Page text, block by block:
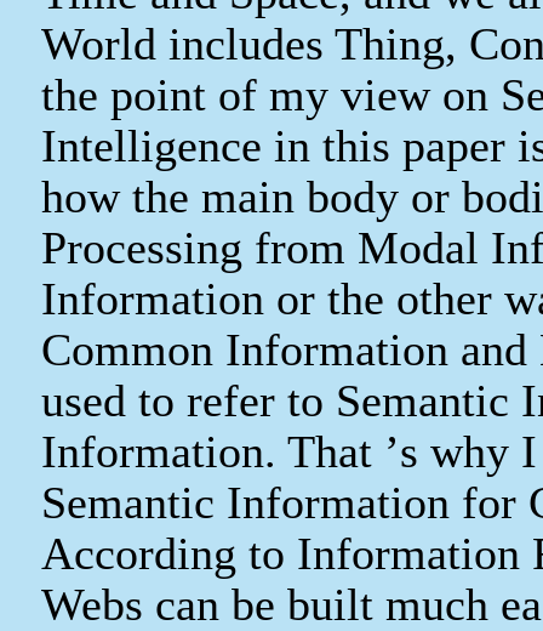
World includes Thing,
the point of my view on
Intelligence in this paper
how the main body or
Processing from Modal
Information or the other
Common Information
used to refer to Semantic
Information. That ’s why
Semantic Information for
According to Information
Webs can be built much